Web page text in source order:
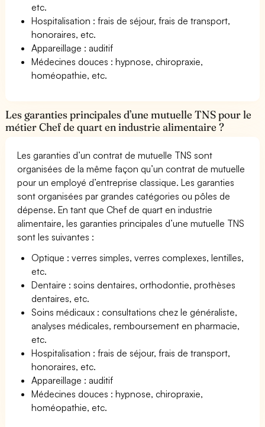
etc.
Hospitalisation : frais de séjour, frais de transport,
honoraires, etc.
Appareillage : auditif
Médecines douces : hypnose, chiropraxie,
homéopathie, etc.
Les garanties principales d’une mutuelle TNS pour le
métier Chef de quart en industrie alimentaire ?
Les garanties d’un contrat de mutuelle TNS sont
organisées de la même façon qu’un contrat de mutuelle
pour un employé d’entreprise classique. Les garanties
sont organisées par grandes catégories ou pôles de
dépense. En tant que Chef de quart en industrie
alimentaire, les garanties principales d’une mutuelle TNS
sont les suivantes :
Optique : verres simples, verres complexes, lentilles,
etc.
Dentaire : soins dentaires, orthodontie, prothèses
dentaires, etc.
Soins médicaux : consultations chez le généraliste,
analyses médicales, remboursement en pharmacie,
etc.
Hospitalisation : frais de séjour, frais de transport,
honoraires, etc.
Appareillage : auditif
Médecines douces : hypnose, chiropraxie,
homéopathie, etc.